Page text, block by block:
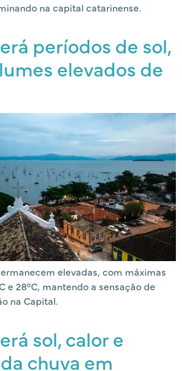
na capital catarinense.
períodos de sol,
elevados de
elevadas, com máximas
e 28°C, mantendo a sensação de
na Capital.
sol, calor e
chuva em